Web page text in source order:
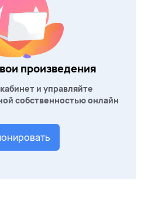
произведения
и управляйте
собственностью онлайн